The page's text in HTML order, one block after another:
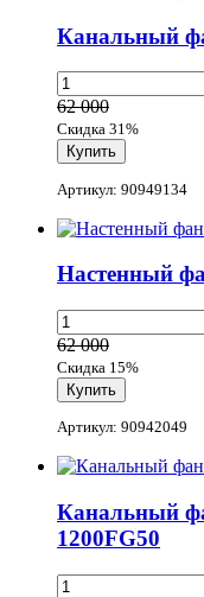
Канальный
62 000
Скидка 31%
Артикул: 90949134
Настенный
62 000
Скидка 15%
Артикул: 90942049
Канальный
1200FG50